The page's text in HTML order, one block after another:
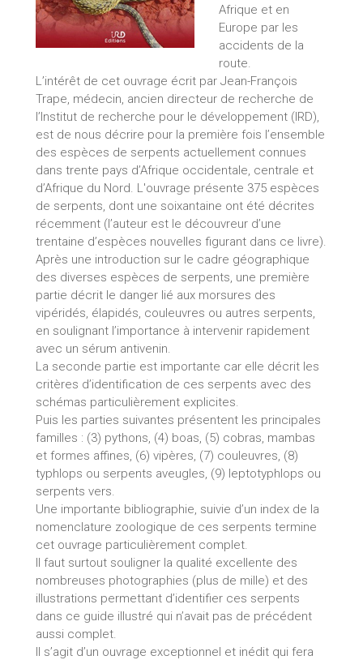
Afrique et en
Europe par les
accidents de la
route.
L’intérêt de cet ouvrage écrit par Jean-François
Trape, médecin, ancien directeur de recherche de
l’Institut de recherche pour le développement (IRD),
est de nous décrire pour la première fois l’ensemble
des espèces de serpents actuellement connues
dans trente pays d’Afrique occidentale, centrale et
d’Afrique du Nord. L'ouvrage présente 375 espèces
de serpents, dont une soixantaine ont été décrites
récemment (l’auteur est le découvreur d’une
trentaine d’espèces nouvelles figurant dans ce livre).
Après une introduction sur le cadre géographique
des diverses espèces de serpents, une première
partie décrit le danger lié aux morsures des
vipéridés, élapidés, couleuvres ou autres serpents,
en soulignant l’importance à intervenir rapidement
avec un sérum antivenin.
La seconde partie est importante car elle décrit les
critères d’identification de ces serpents avec des
schémas particulièrement explicites.
Puis les parties suivantes présentent les principales
familles : (3) pythons, (4) boas, (5) cobras, mambas
et formes affines, (6) vipères, (7) couleuvres, (8)
typhlops ou serpents aveugles, (9) leptotyphlops ou
serpents vers.
Une importante bibliographie, suivie d’un index de la
nomenclature zoologique de ces serpents termine
cet ouvrage particulièrement complet.
Il faut surtout souligner la qualité excellente des
nombreuses photographies (plus de mille) et des
illustrations permettant d’identifier ces serpents
dans ce guide illustré qui n’avait pas de précédent
aussi complet.
Il s’agit d’un ouvrage exceptionnel et inédit qui fera